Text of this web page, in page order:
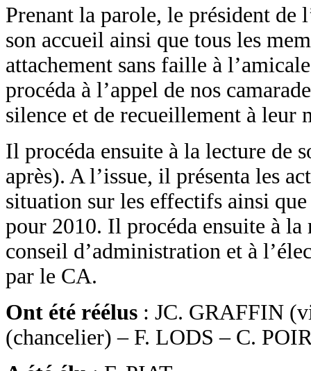
Prenant la parole, le président de
son accueil ainsi que tous les
attachement sans faille à
procéda à l’appel de nos
silence et de recueillement à leur
Il procéda ensuite à la lecture de
après). A l’issue, il présenta les
situation sur les effectifs ainsi
pour 2010. Il procéda ensuite à la
conseil d’administration et à
par le CA.
Ont été réélus : JC. GRAFFIN
(chancelier) – F. LODS – C.